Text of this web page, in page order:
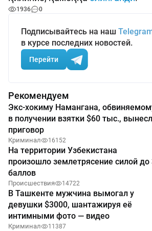
1936 0
Подписывайтесь на наш
в курсе последних новостей.
Перейти
Рекомендуем
Экс-хокиму Намангана,
в получении взятки $60 тыс.,
приговор
Криминал 16152
На территории Узбекистана
произошло землетрясение силой до
баллов
Происшествия 14722
В Ташкенте мужчина вымогал у
девушки $3000, шантажируя её
интимными фото — видео
Криминал 11387